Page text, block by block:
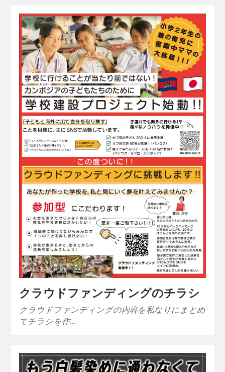
クラウドファンディングのチラシ
クラウドファンディングの内容を私なりにまとめ
てチラシを作…